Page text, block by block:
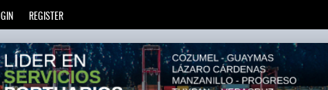
REGISTER